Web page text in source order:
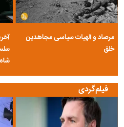
مرصاد و الهیات سیاسی مجاهدین
خلق
فیلم‌گردی